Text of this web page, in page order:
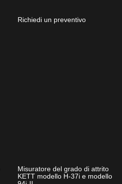
Richiedi un preventivo
Misuratore del grado di attrito
KETT modello H-37i e modello